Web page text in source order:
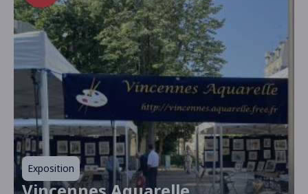
Exposition